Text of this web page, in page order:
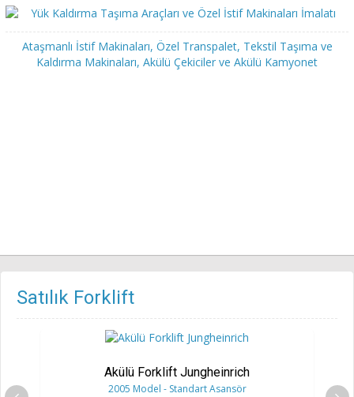
Ataşmanlı İstif Makinaları, Özel Transpalet, Tekstil Taşıma ve
Kaldırma Makinaları, Akülü Çekiciler ve Akülü Kamyonet
Satılık Forklift
Akülü Forklift Jungheinrich
2005 Model - Standart Asansör